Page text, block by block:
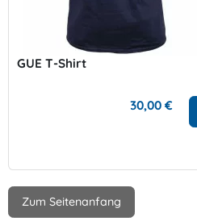
GUE T-Shirt
30,00 €
Zum Seitenanfang